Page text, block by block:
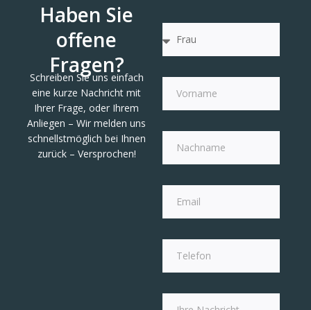
Haben Sie
offene
Fragen?
Schreiben Sie uns einfach
eine kurze Nachricht mit
Ihrer Frage, oder Ihrem
Anliegen – Wir melden uns
schnellstmöglich bei Ihnen
zurück – Versprochen!